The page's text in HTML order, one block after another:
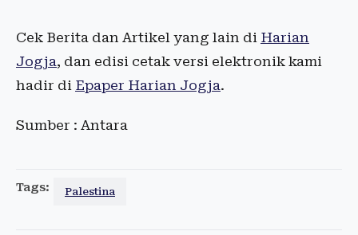
Cek Berita dan Artikel yang lain di Harian
Jogja, dan edisi cetak versi elektronik kami
hadir di Epaper Harian Jogja.
Sumber : Antara
Tags: Palestina